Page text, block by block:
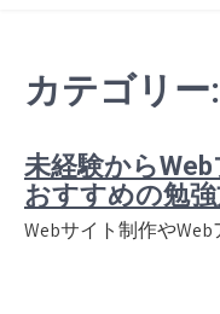
カテゴリー:
未経験から
おすすめの勉
Webサイト制作や